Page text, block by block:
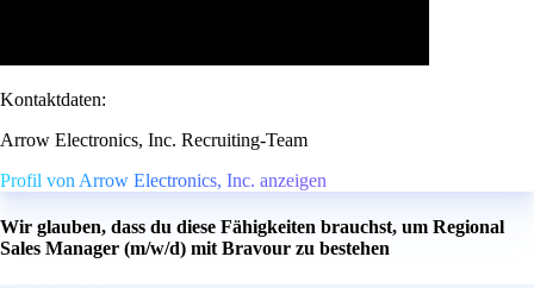
Kontaktdaten:
Arrow Electronics, Inc. Recruiting-Team
Profil von Arrow Electronics, Inc. anzeigen
Wir glauben, dass du diese Fähigkeiten brauchst, um Regional
Sales Manager (m/w/d) mit Bravour zu bestehen